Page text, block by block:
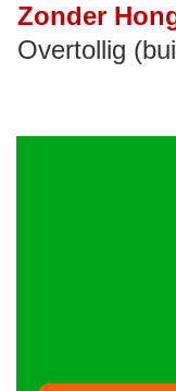
Zonder
Overtollig